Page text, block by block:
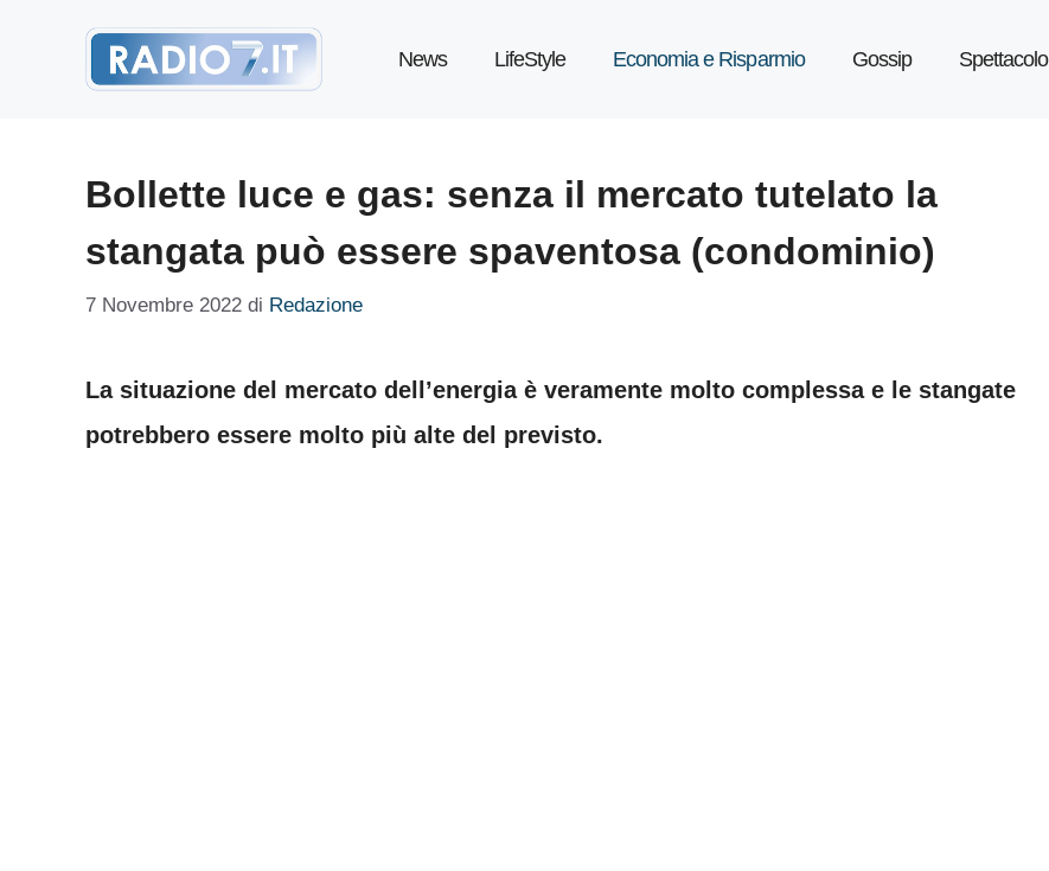
News LifeStyle Economia e Risparmio Gossip Spettacolo
Bollette luce e gas: senza il mercato tutelato la
stangata può essere spaventosa (condominio)
7 Novembre 2022 di Redazione
La situazione del mercato dell’energia è veramente molto complessa e le stangate
potrebbero essere molto più alte del previsto.